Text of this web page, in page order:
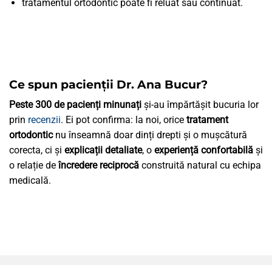
tratamentul ortodontic poate fi reluat sau continuat.
Ce spun pacienții Dr. Ana Bucur?
Peste 300 de pacienți minunați și-au împărtășit bucuria lor
prin recenzii. Ei pot confirma: la noi, orice tratament
ortodonticnu înseamnă doar dinți drepti și o mușcătură
corecta, ci și explicații detaliate, o experiență confortabilă și
o relație deîncredere reciprocă construită natural cu echipa
medicală.